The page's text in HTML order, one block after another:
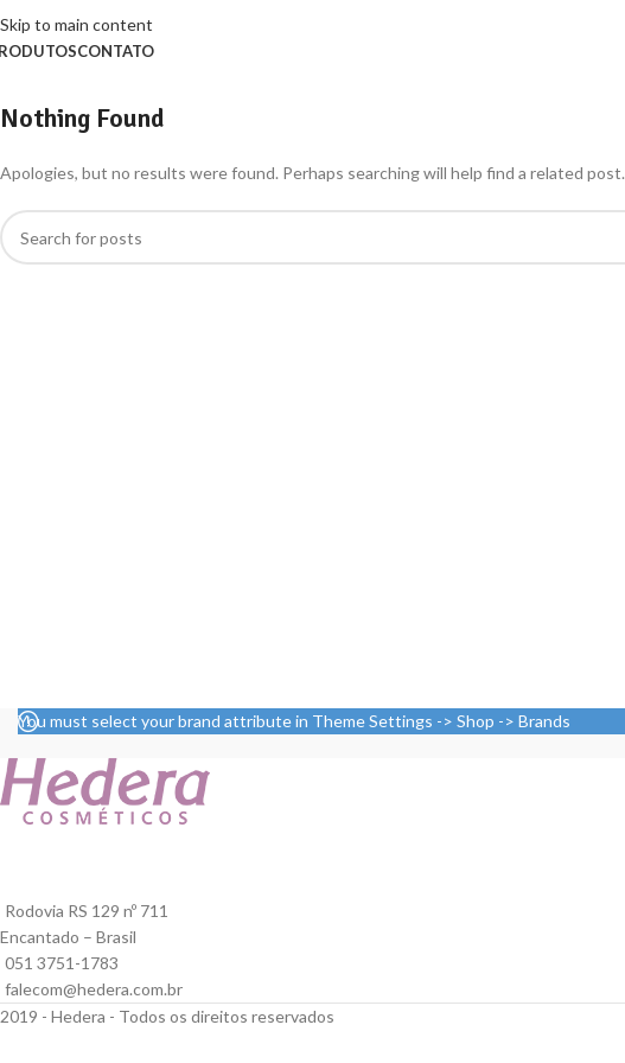
Skip to main content
CONTATO
Nothing Found
Apologies, but no results were found. Perhaps searching will help find a related post.
You must select your brand attribute in Theme Settings -> Shop -> Brands
Rodovia RS 129 nº 711
Encantado – Brasil
051 3751-1783
falecom@hedera.com.br
2019 - Hedera - Todos os direitos reservados